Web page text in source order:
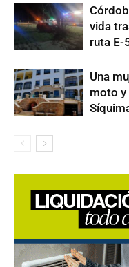
vida
ruta E-
Una
moto y